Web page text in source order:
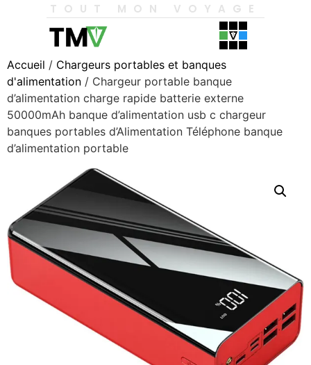
TOUT MON VOYAGE
Accueil / Chargeurs portables et banques
d'alimentation / Chargeur portable banque
d’alimentation charge rapide batterie externe
50000mAh banque d’alimentation usb c chargeur
banques portables d’Alimentation Téléphone banque
d’alimentation portable